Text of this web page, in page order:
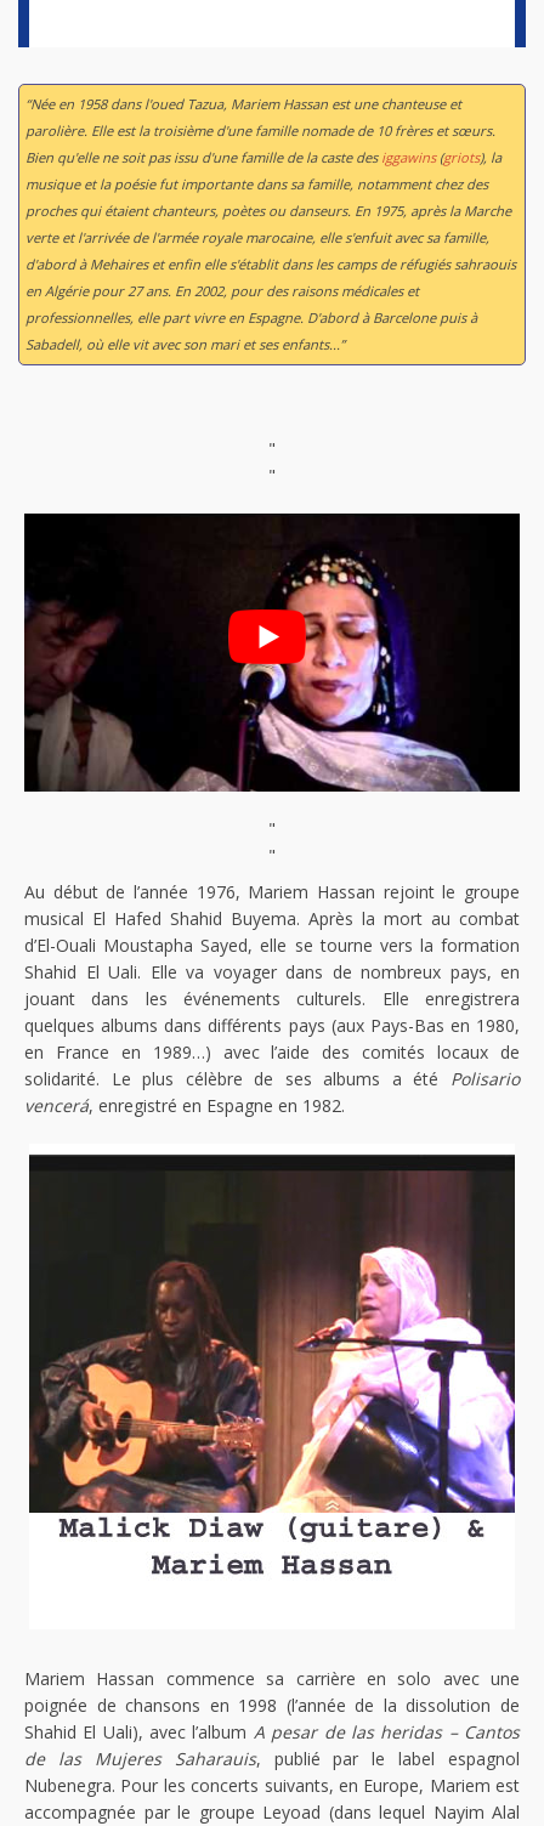
“Née en 1958 dans l'oued Tazua, Mariem Hassan est une chanteuse et
parolière. Elle est la troisième d'une famille nomade de 10 frères et sœurs.
Bien qu'elle ne soit pas issu d'une famille de la caste des iggawins(griots), la
musique et la poésie fut importante dans sa famille, notamment chez des
proches qui étaient chanteurs, poètes ou danseurs. En 1975, après la Marche
verte et l'arrivée de l'armée royale marocaine, elle s'enfuit avec sa famille,
d'abord à Mehaires et enfin elle s'établit dans les camps de réfugiés sahraouis
en Algérie pour 27 ans. En 2002, pour des raisons médicales et
professionnelles, elle part vivre en Espagne. D'abord à Barcelone puis à
Sabadell, où elle vit avec son mari et ses enfants...”
"
"
"
"
Au début de l’année 1976, Mariem Hassan rejoint le groupe
musical El Hafed Shahid Buyema. Après la mort au combat
d’El-Ouali Moustapha Sayed, elle se tourne vers la formation
Shahid El Uali. Elle va voyager dans de nombreux pays, en
jouant dans les événements culturels. Elle enregistrera
quelques albums dans différents pays (aux Pays-Bas en 1980,
en France en 1989…) avec l’aide des comités locaux de
solidarité. Le plus célèbre de ses albums a été Polisario
vencerá, enregistré en Espagne en 1982.
Mariem Hassan commence sa carrière en solo avec une
poignée de chansons en 1998 (l’année de la dissolution de
Shahid El Uali), avec l’album A pesar de las heridas – Cantos
de las Mujeres Saharauis, publié par le label espagnol
Nubenegra. Pour les concerts suivants, en Europe, Mariem est
accompagnée par le groupe Leyoad (dans lequel Nayim Alal